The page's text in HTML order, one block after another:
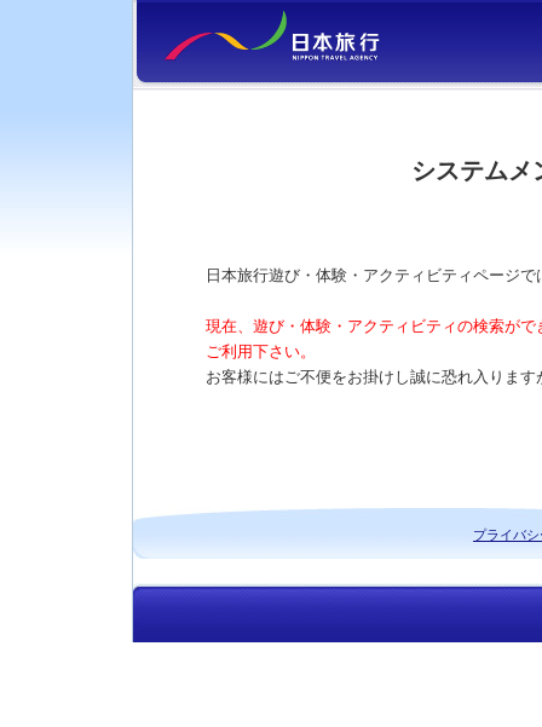
システムメ
日本旅行遊び・体験・アクティビティページ
現在、遊び・体験・アクティビティの検索が
ご利用下さい。
お客様にはご不便をお掛けし誠に恐れ入りま
プライバ